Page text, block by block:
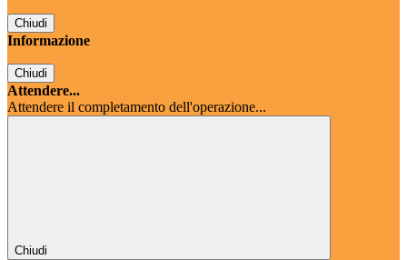
Chiudi
Informazione
Chiudi
Attendere...
Attendere il completamento dell'operazione...
Chiudi